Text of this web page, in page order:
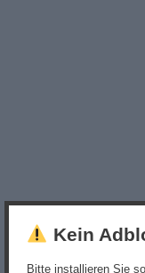
Kein
Bitte installieren Sie